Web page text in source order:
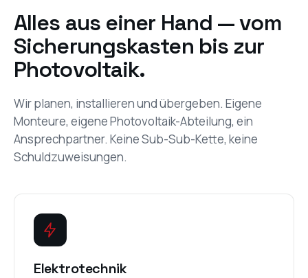
Alles aus einer Hand — vom
Sicherungskasten bis zur
Photovoltaik.
Wir planen, installieren und übergeben. Eigene
Monteure, eigene Photovoltaik-Abteilung, ein
Ansprechpartner. Keine Sub-Sub-Kette, keine
Schuldzuweisungen.
Elektrotechnik